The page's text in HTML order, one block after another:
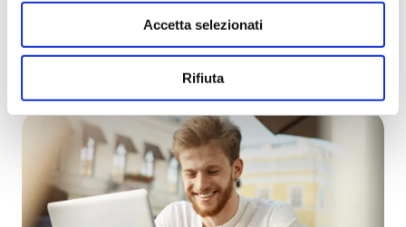
Accetta selezionati
Rifiuta
i fringe benefit aziendali
on Oct 31, 2024, 11:02:41 AM